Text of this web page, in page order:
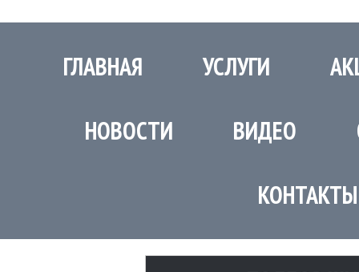
ГЛАВНАЯ УСЛУГИ
НОВОСТИ ВИДЕО
КОНТАКТЫ